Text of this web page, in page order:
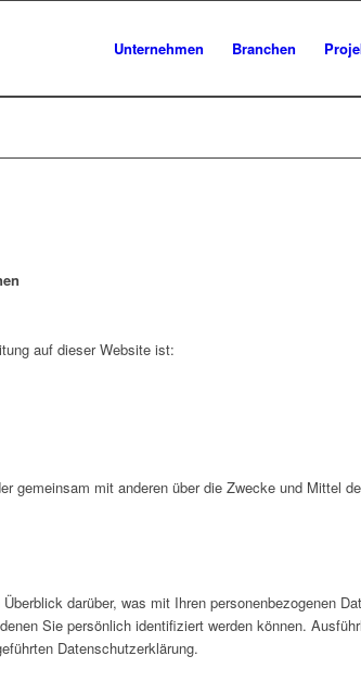
Unternehmen Branchen
auf dieser Website ist:
gemeinsam mit anderen über die Zwecke und Mittel
darüber, was mit Ihren personenbezogenen
Sie persönlich identifiziert werden können.
Datenschutzerklärung.